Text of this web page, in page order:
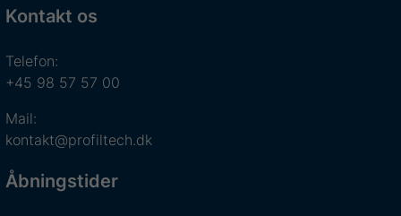
Kontakt os
Telefon:
+45 98 57 57 00
Mail:
kontakt@profiltech.dk
Åbningstider